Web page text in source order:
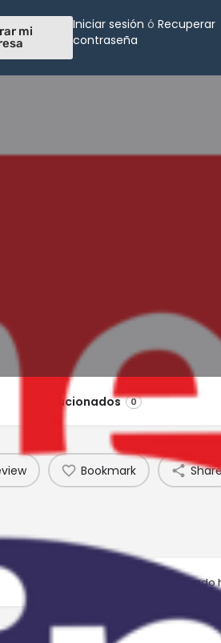
mi
Iniciar sesión óRecuperar
contraseña
Relacionados 0
Bookmark
Cerrado